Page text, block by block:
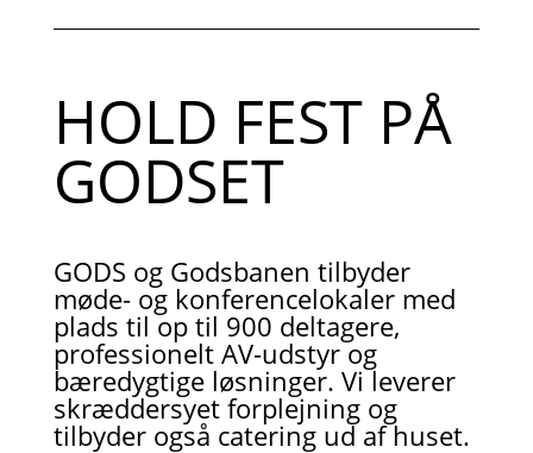
HOLD FEST PÅ
GODSET
GODS og Godsbanen tilbyder
møde- og konferencelokaler med
plads til op til 900 deltagere,
professionelt AV-udstyr og
bæredygtige løsninger. Vi leverer
skræddersyet forplejning og
tilbyder også catering ud af huset.